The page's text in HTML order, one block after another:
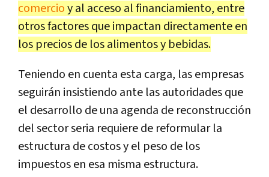
comercioy al acceso al financiamiento, entre
otros factores que impactan directamente en
los precios de los alimentos y bebidas.
Teniendo en cuenta esta carga, las empresas
seguirán insistiendo ante las autoridades que
el desarrollo de una agenda de reconstrucción
del sector seria requiere de reformular la
estructura de costos y el peso de los
impuestos en esa misma estructura.